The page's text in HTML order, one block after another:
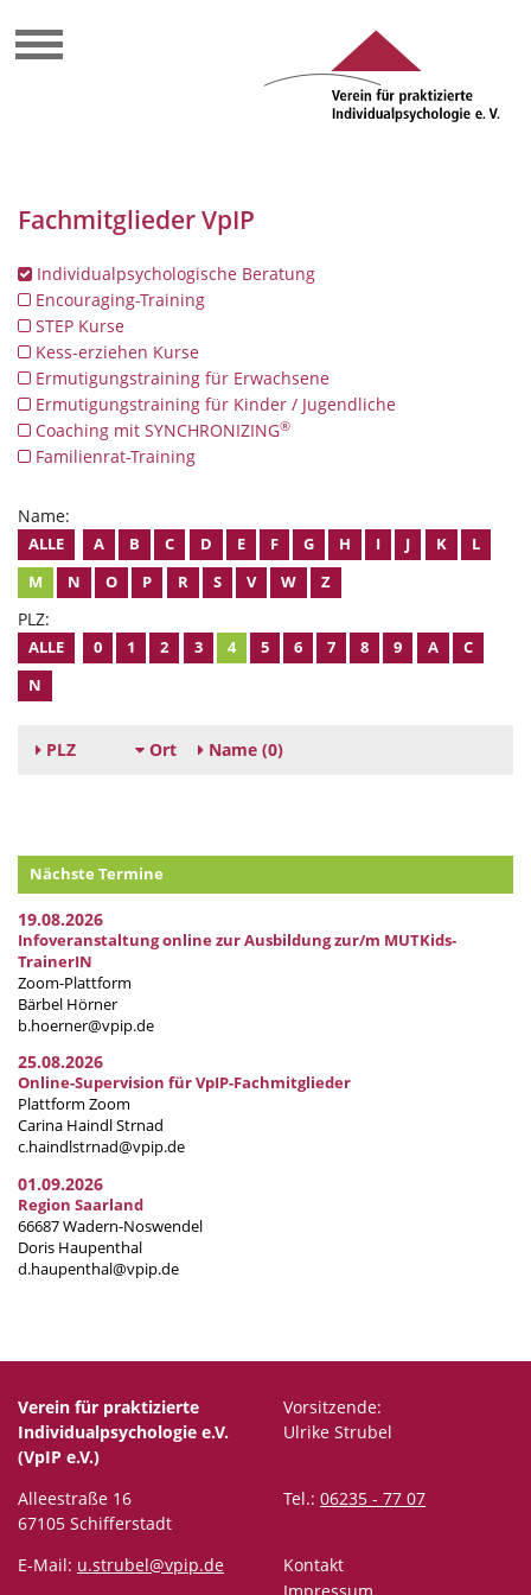
Fachmitglieder VpIP
Individualpsychologische Beratung
Encouraging-Training
STEP Kurse
Kess-erziehen Kurse
Ermutigungstraining für Erwachsene
Ermutigungstraining für Kinder / Jugendliche
Coaching mit SYNCHRONIZING®
Familienrat-Training
Name:
ALLE A B C D E F G H I J K
L
M
N O P R S V W Z
PLZ:
ALLE 0 1 2 3 4 5 6 7 8 9 A
C
N
PLZ Ort Name (0)
Nächste Termine
19.08.2026
Infoveranstaltung online zur Ausbildung zur/m MUTKids-
TrainerIN
Zoom-Plattform
Bärbel Hörner
b.hoerner@vpip.de
25.08.2026
Online-Supervision für VpIP-Fachmitglieder
Plattform Zoom
Carina Haindl Strnad
c.haindlstrnad@vpip.de
01.09.2026
Region Saarland
66687 Wadern-Noswendel
Doris Haupenthal
d.haupenthal@vpip.de
Verein für praktizierte
Individualpsychologie e.V.
(VpIP e.V.)
Vorsitzende:
Ulrike Strubel
Alleestraße 16
67105 Schifferstadt
Tel.: 06235 - 77 07
E-Mail: u.strubel@vpip.de
Kontakt